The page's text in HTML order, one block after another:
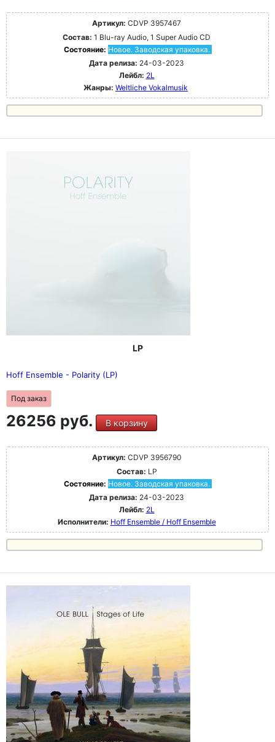
Артикул: CDVP 3957467
Состав: 1 Blu-ray Audio, 1 Super Audio CD
Состояние: Новое. Заводская упаковка.
Дата релиза: 24-03-2023
Лейбл: 2L
Жанры: Weltliche Vokalmusik
LP
Hoff Ensemble - Polarity (LP)
Под заказ
26256 руб. В корзину
Артикул: CDVP 3956790
Состав: LP
Состояние: Новое. Заводская упаковка.
Дата релиза: 24-03-2023
Лейбл: 2L
Исполнители: Hoff Ensemble / Hoff Ensemble